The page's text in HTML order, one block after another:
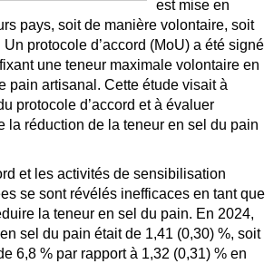
est mise en
pays, soit de manière volontaire, soit
protocole d’accord (MoU) a été signé
une teneur maximale volontaire en
pain artisanal. Cette étude visait à
protocole d’accord et à évaluer
la réduction de la teneur en sel du pain
et les activités de sensibilisation
se sont révélés inefficaces en tant que
la teneur en sel du pain. En 2024,
sel du pain était de 1,41 (0,30) %, soit
6,8 % par rapport à 1,32 (0,31) % en